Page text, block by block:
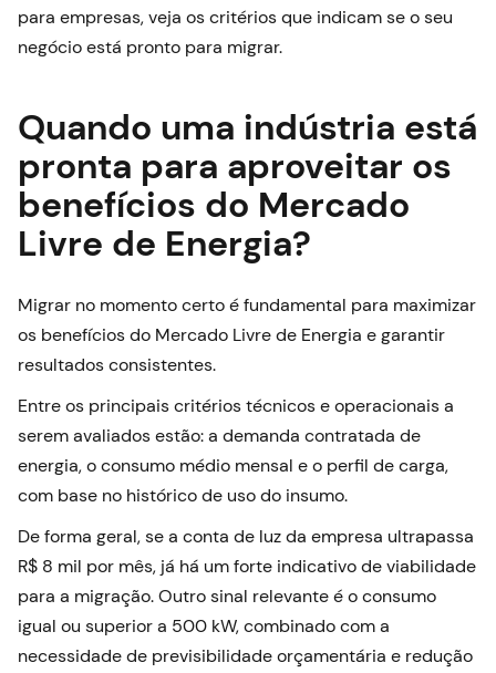
para empresas, veja os critérios que indicam se o seu
negócio está pronto para migrar.
Quando uma indústria está
pronta para aproveitar os
benefícios do Mercado
Livre de Energia?
Migrar no momento certo é fundamental para maximizar
os benefícios do Mercado Livre de Energia e garantir
resultados consistentes.
Entre os principais critérios técnicos e operacionais a
serem avaliados estão: a demanda contratada de
energia, o consumo médio mensal e o perfil de carga,
com base no histórico de uso do insumo.
De forma geral, se a conta de luz da empresa ultrapassa
R$ 8 mil por mês, já há um forte indicativo de viabilidade
para a migração. Outro sinal relevante é o consumo
igual ou superior a 500 kW, combinado com a
necessidade de previsibilidade orçamentária e redução